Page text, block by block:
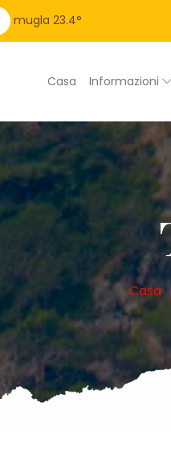
mugla 23.4°
Casa Informazioni
Casa